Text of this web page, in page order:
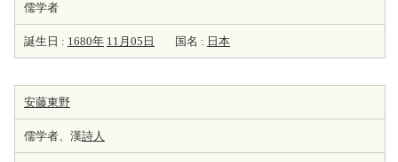
儒学者
誕生日 : 1680年 11月05日 国名 : 日本
安藤東野
儒学者、漢詩人